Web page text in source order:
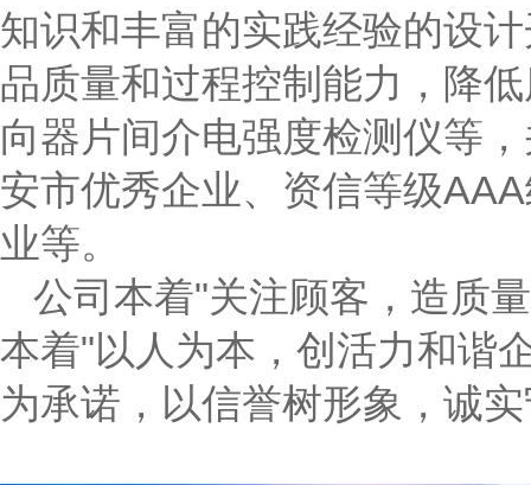
知识和丰富的实践经验的设
品质量和过程控制能力，降
向器片间介电强度检测仪等
安市优秀企业、资信等级
业等。
公司本着"关注顾客，造质
本着"以人为本，创活力和谐
为承诺，以信誉树形象，诚